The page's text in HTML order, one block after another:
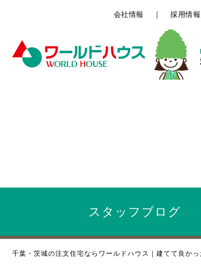
会社情報 採用情報
スタッフ ブログ
千葉・茨城の注文住宅ならワールドハウス｜建てて良か